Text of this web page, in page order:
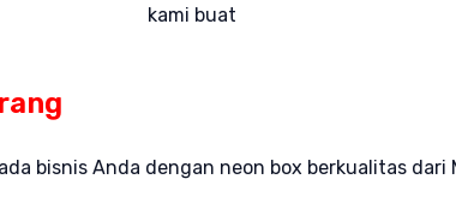
kami buat
bisnis Anda dengan neon box berkualitas dari